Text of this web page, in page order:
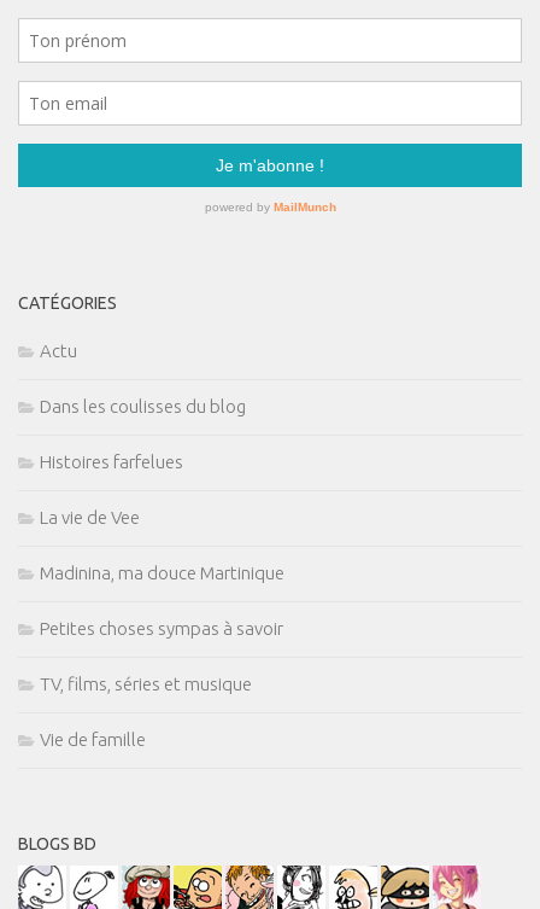
CATÉGORIES
Actu
Dans les coulisses du blog
Histoires farfelues
La vie de Vee
Madinina, ma douce Martinique
Petites choses sympas à savoir
TV, films, séries et musique
Vie de famille
BLOGS BD